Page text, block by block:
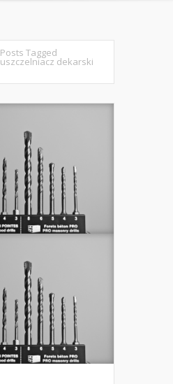
Posts Tagged
uszczelniacz dekarski